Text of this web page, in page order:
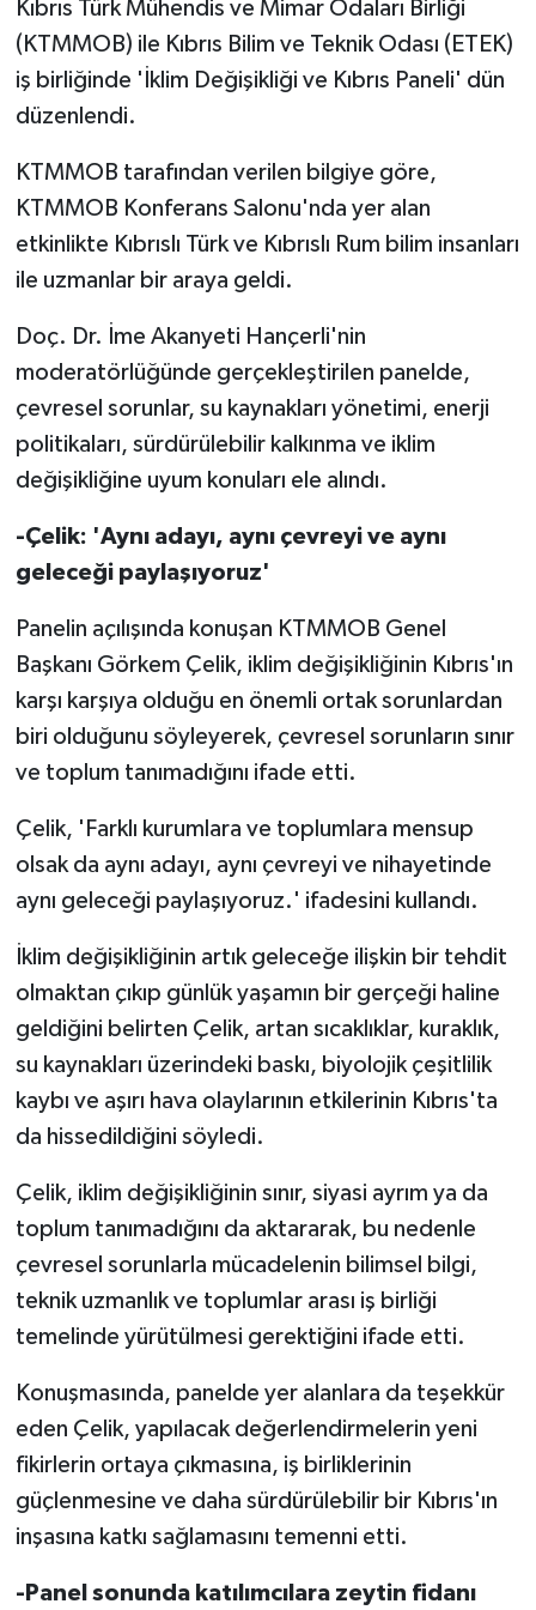
Kıbrıs Türk Mühendis ve Mimar Odaları Birliği
(KTMMOB) ile Kıbrıs Bilim ve Teknik Odası (ETEK)
iş birliğinde 'İklim Değişikliği ve Kıbrıs Paneli' dün
düzenlendi.
KTMMOB tarafından verilen bilgiye göre,
KTMMOB Konferans Salonu'nda yer alan
etkinlikte Kıbrıslı Türk ve Kıbrıslı Rum bilim insanları
ile uzmanlar bir araya geldi.
Doç. Dr. İme Akanyeti Hançerli'nin
moderatörlüğünde gerçekleştirilen panelde,
çevresel sorunlar, su kaynakları yönetimi, enerji
politikaları, sürdürülebilir kalkınma ve iklim
değişikliğine uyum konuları ele alındı.
-Çelik: 'Aynı adayı, aynı çevreyi ve aynı
geleceği paylaşıyoruz'
Panelin açılışında konuşan KTMMOB Genel
Başkanı Görkem Çelik, iklim değişikliğinin Kıbrıs'ın
karşı karşıya olduğu en önemli ortak sorunlardan
biri olduğunu söyleyerek, çevresel sorunların sınır
ve toplum tanımadığını ifade etti.
Çelik, 'Farklı kurumlara ve toplumlara mensup
olsak da aynı adayı, aynı çevreyi ve nihayetinde
aynı geleceği paylaşıyoruz.' ifadesini kullandı.
İklim değişikliğinin artık geleceğe ilişkin bir tehdit
olmaktan çıkıp günlük yaşamın bir gerçeği haline
geldiğini belirten Çelik, artan sıcaklıklar, kuraklık,
su kaynakları üzerindeki baskı, biyolojik çeşitlilik
kaybı ve aşırı hava olaylarının etkilerinin Kıbrıs'ta
da hissedildiğini söyledi.
Çelik, iklim değişikliğinin sınır, siyasi ayrım ya da
toplum tanımadığını da aktararak, bu nedenle
çevresel sorunlarla mücadelenin bilimsel bilgi,
teknik uzmanlık ve toplumlar arası iş birliği
temelinde yürütülmesi gerektiğini ifade etti.
Konuşmasında, panelde yer alanlara da teşekkür
eden Çelik, yapılacak değerlendirmelerin yeni
fikirlerin ortaya çıkmasına, iş birliklerinin
güçlenmesine ve daha sürdürülebilir bir Kıbrıs'ın
inşasına katkı sağlamasını temenni etti.
-Panel sonunda katılımcılara zeytin fidanı
MAGAZİN
Nöbetçi Eczaneler
ÖZEL HABER
SAĞLIK
SPOR
TATLISU
TEKNOLOJİ
TİCARET